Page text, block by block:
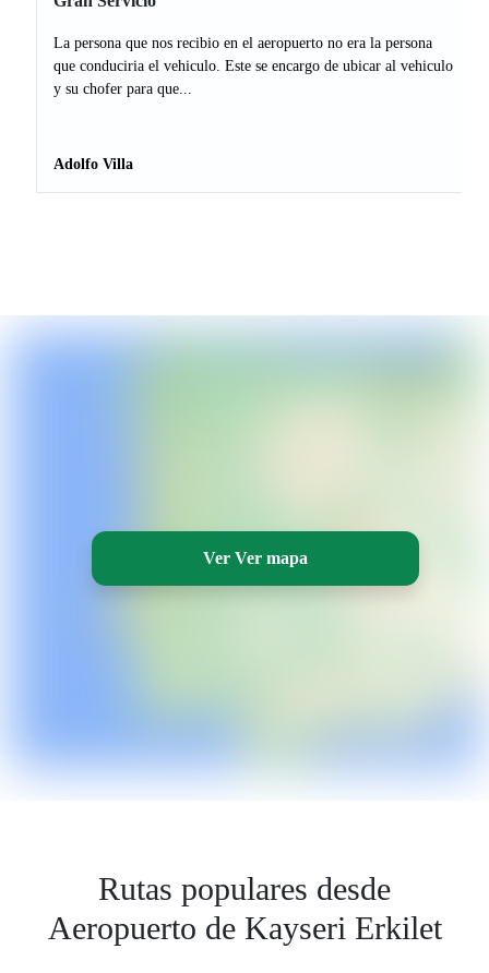
La persona que nos recibio en el aeropuerto no era la persona
que conduciria el vehiculo. Este se encargo de ubicar al vehiculo
y su chofer para que...
Adolfo Villa
Ver Ver mapa
Rutas populares desde
Aeropuerto de Kayseri Erkilet